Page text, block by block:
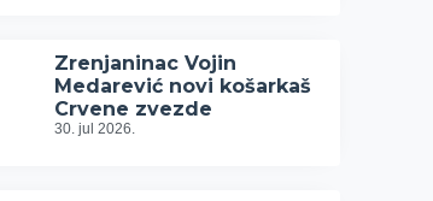
Zrenjaninac Vojin
Medarević novi košarkaš
Crvene zvezde
30. jul 2026.